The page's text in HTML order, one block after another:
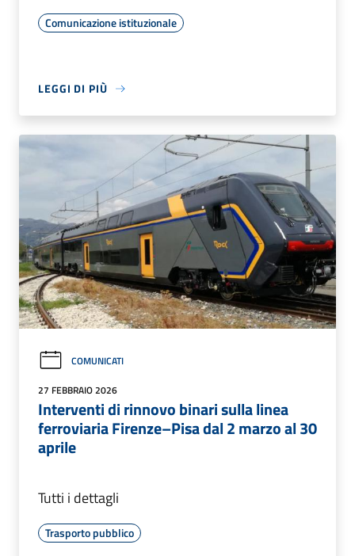
Comunicazione istituzionale
LEGGI DI PIÙ
COMUNICATI
27 FEBBRAIO 2026
Interventi di rinnovo binari sulla linea
ferroviaria Firenze–Pisa dal 2 marzo al 30
aprile
Tutti i dettagli
Trasporto pubblico